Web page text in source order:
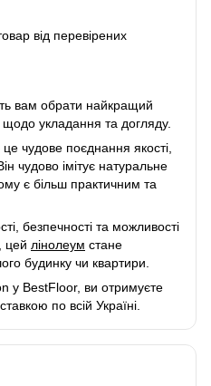
від перевірених
вам обрати найкращий
щодо укладання та догляду.
чудове поєднання якості,
чудово імітує натуральне
є більш практичним та
безпечності та можливості
цей лінолеум стане
будинку чи квартири.
у BestFloor, ви отримуєте
по всій Україні.